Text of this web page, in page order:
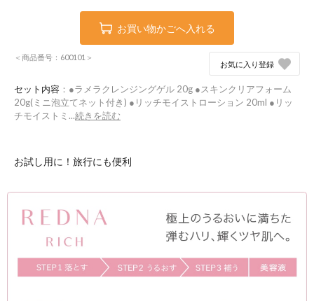
お買い物かごへ入れる
＜商品番号：600101＞
お気に入り登録
セット内容 ：●ラメラクレンジングゲル 20g ●スキンクリアフォーム
20g(ミニ泡立てネット付き) ●リッチモイストローション 20ml ●リッ
チモイストミ...続きを読む
お試し用に！旅行にも便利